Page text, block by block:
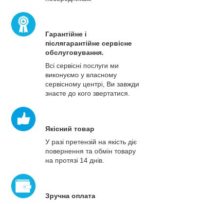
Гарантійне і
післягарантійне сервісне
обслуговування.
Всі сервісні послуги ми
виконуємо у власному
сервісному центрі, Ви завжди
знаєте до кого звертатися.
Якісний товар
У разі претензій на якість діє
повернення та обмін товару
на протязі 14 днів.
Зручна оплата